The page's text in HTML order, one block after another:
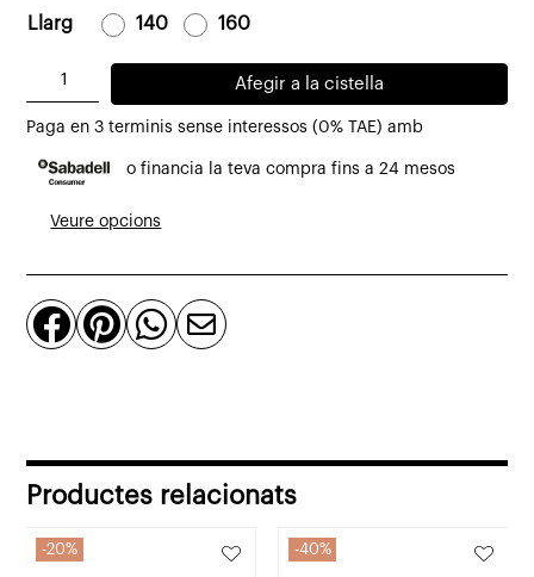
Llarg - 140- - 160-
quantitat
Taula
extensible
teca
reciclada
massissa
Afegir a la cistella
Paga en 3 terminis sense interessos (0% TAE) amb
o financia la teva compra fins a 24 mesos
Veure opcions
   
Productes relacionats
20% 40%